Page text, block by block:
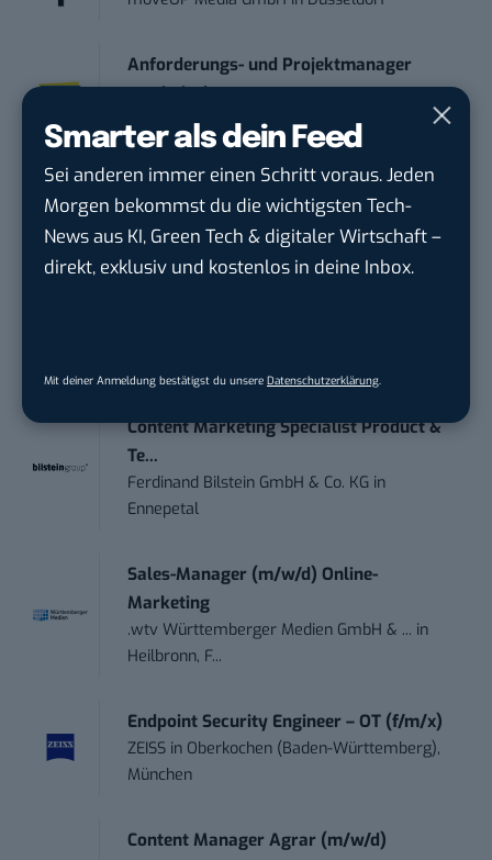
Smarter als dein Feed
Sei anderen immer einen Schritt voraus. Jeden
Morgen bekommst du die wichtigsten Tech-
News aus KI, Green Tech & digitaler Wirtschaft –
direkt, exklusiv und kostenlos in deine Inbox.
Mit deiner Anmeldung bestätigst du unsere Datenschutzerklärung.
Anforderungs- und Projektmanager
touristische...
trendtours Holding GmbH Eschborn
IT Sales & Online Marketing Manager
(m/w/...
Instaffo GmbHinKarlsruhe
Content Marketing Specialist Product &
Te...
Ferdinand Bilstein GmbH & Co. KG in
Ennepetal
Sales-Manager (m/w/d) Online-
Marketing
.wtv Württemberger Medien GmbH & ... in
Heilbronn, F...
Endpoint Security Engineer – OT (f/m/x)
ZEISS in Oberkochen (Baden-Württemberg),
München
Content Manager Agrar (m/w/d)